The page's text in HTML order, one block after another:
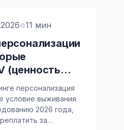
подойдут для […]
11 мин
(ценность
бизнеса,
терять
персонализация
условие выживания
2026 года,
за